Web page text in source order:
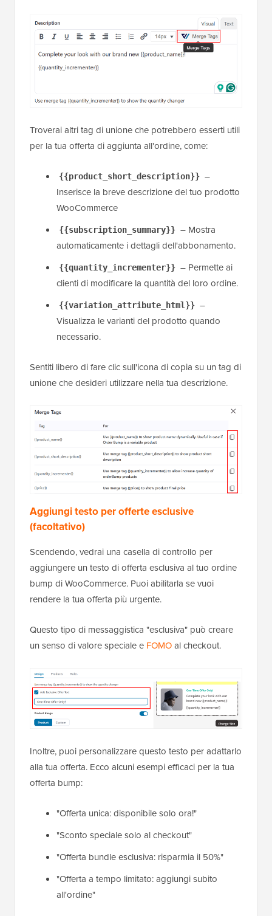
Troverai altri tag di unione che potrebbero esserti utili
per la tua offerta di aggiunta all'ordine, come:
{{product_short_description}} –
Inserisce la breve descrizione del tuo prodotto
WooCommerce
{{subscription_summary}} – Mostra
automaticamente i dettagli dell'abbonamento.
{{quantity_incrementer}} – Permette ai
clienti di modificare la quantità del loro ordine.
{{variation_attribute_html}} –
Visualizza le varianti del prodotto quando
necessario.
Sentiti libero di fare clic sull'icona di copia su un tag di
unione che desideri utilizzare nella tua descrizione.
Aggiungi testo per offerte esclusive
(facoltativo)
Scendendo, vedrai una casella di controllo per
aggiungere un testo di offerta esclusiva al tuo ordine
bump di WooCommerce. Puoi abilitarla se vuoi
rendere la tua offerta più urgente.
Questo tipo di messaggistica "esclusiva" può creare
un senso di valore speciale e FOMOal checkout.
Inoltre, puoi personalizzare questo testo per adattarlo
alla tua offerta. Ecco alcuni esempi efficaci per la tua
offerta bump:
"Offerta unica: disponibile solo ora!"
"Sconto speciale solo al checkout"
"Offerta bundle esclusiva: risparmia il 50%"
"Offerta a tempo limitato: aggiungi subito
all'ordine"